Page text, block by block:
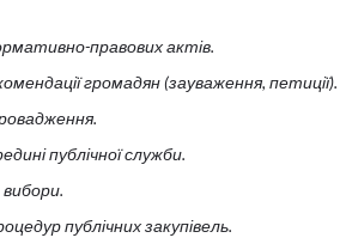
правових актів.
громадян (зауваження, петиції).
публічної служби.
публічних закупівель.